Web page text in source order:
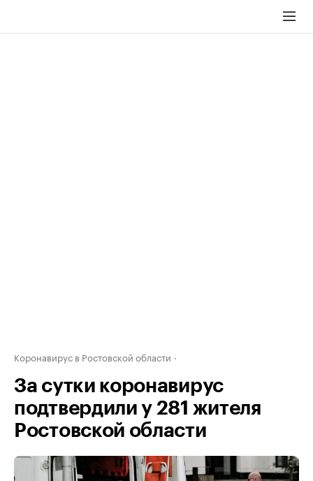
Коронавирус в Ростовской области
За сутки коронавирус
подтвердили у 281 жителя
Ростовской области